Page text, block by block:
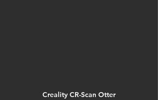
Creality CR-Scan Otter